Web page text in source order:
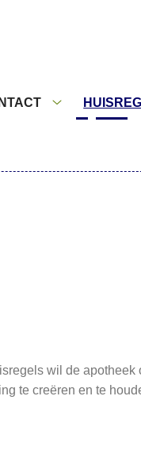
Contact
wil de
te creëren en te